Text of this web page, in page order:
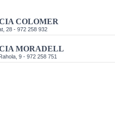
COLOMER
28 - 972 258 932
MORADELL
9 - 972 258 751